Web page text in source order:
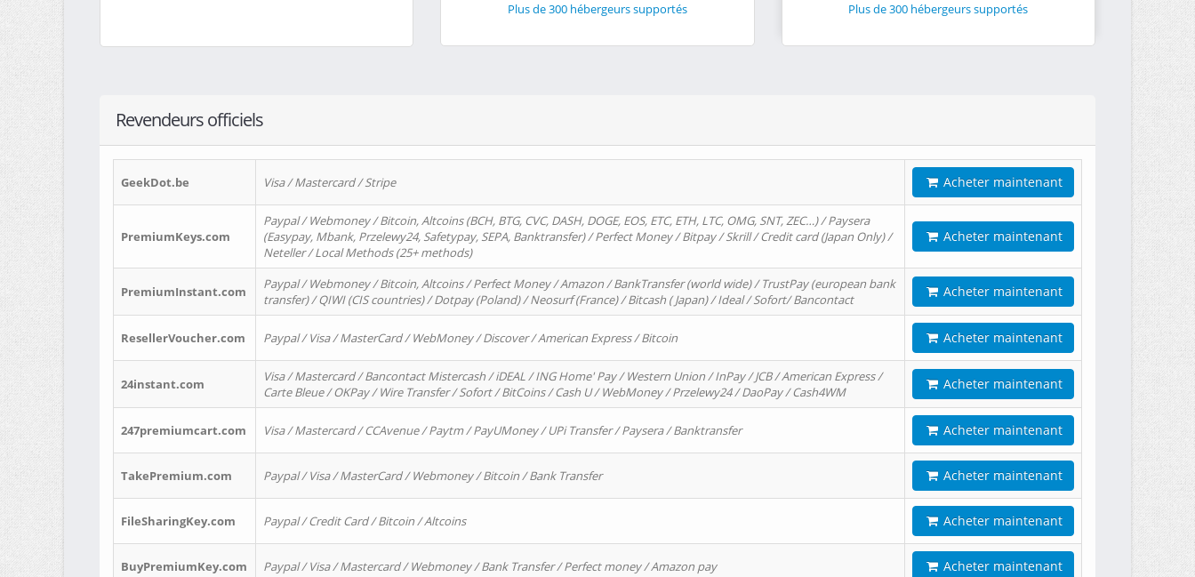
Plus de 300 hébergeurs supportés
Plus de 300 hébergeurs supportés
Revendeurs officiels
GeekDot.be Visa / Mastercard / Stripe Acheter maintenant
PremiumKeys.com
Paypal / Webmoney / Bitcoin, Altcoins (BCH, BTG, CVC, DASH, DOGE, EOS, ETC, ETH, LTC, OMG, SNT, ZEC…) / Paysera
(Easypay, Mbank, Przelewy24, Safetypay, SEPA, Banktransfer) / Perfect Money / Bitpay / Skrill / Credit card (Japan Only) /
Neteller / Local Methods (25+ methods)
Acheter maintenant
PremiumInstant.com
Paypal / Webmoney / Bitcoin, Altcoins / Perfect Money / Amazon / BankTransfer (world wide) / TrustPay (european bank
transfer) / QIWI (CIS countries) / Dotpay (Poland) / Neosurf (France) / Bitcash ( Japan) / Ideal / Sofort/ Bancontact
Acheter maintenant
ResellerVoucher.com Paypal / Visa / MasterCard / WebMoney / Discover / American Express / Bitcoin Acheter maintenant
24instant.com
Visa / Mastercard / Bancontact Mistercash / iDEAL / ING Home' Pay / Western Union / InPay / JCB / American Express /
Carte Bleue / OKPay / Wire Transfer / Sofort / BitCoins / Cash U / WebMoney / Przelewy24 / DaoPay / Cash4WM
Acheter maintenant
247premiumcart.com Visa / Mastercard / CCAvenue / Paytm / PayUMoney / UPi Transfer / Paysera / Banktransfer Acheter maintenant
TakePremium.com Paypal / Visa / MasterCard / Webmoney / Bitcoin / Bank Transfer Acheter maintenant
FileSharingKey.com Paypal / Credit Card / Bitcoin / Altcoins Acheter maintenant
BuyPremiumKey.com Paypal / Visa / Mastercard / Webmoney / Bank Transfer / Perfect money / Amazon pay Acheter maintenant